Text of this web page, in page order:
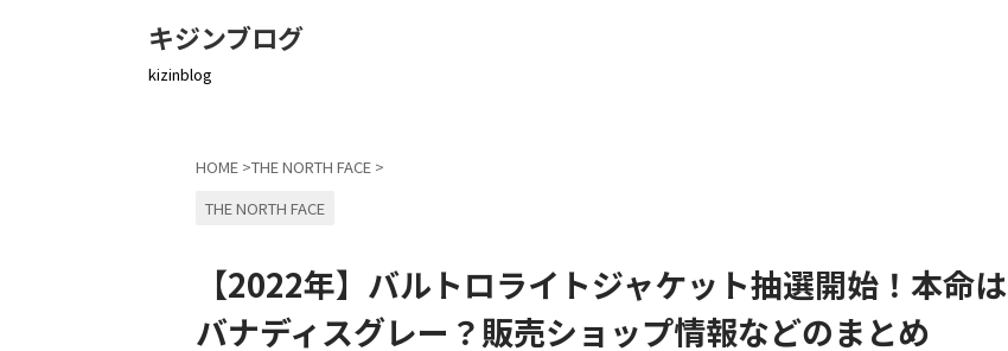
キジンブログ
kizinblog
HOME >THE NORTH FACE >
THE NORTH FACE
【2022年】バルトロライトジャケット抽選開始！本命は
バナディスグレー？販売ショップ情報などのまとめ